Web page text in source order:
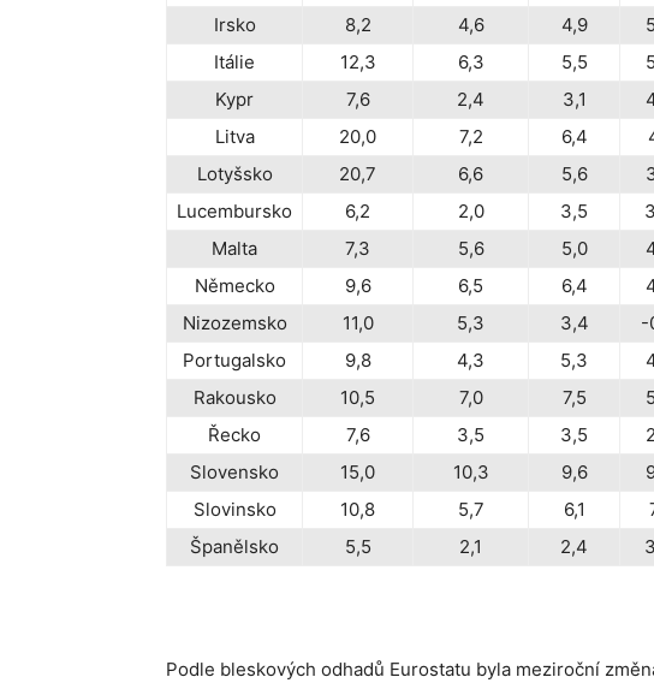
Irsko
8,2 4,6 4,9
Itálie
12,3 6,3 5,5
Kypr
7,6 2,4 3,1
Litva
20,0 7,2 6,4
Lotyšsko
20,7 6,6 5,6
Lucembursko
6,2 2,0 3,5
Malta
7,3 5,6 5,0
Německo
9,6 6,5 6,4
Nizozemsko
11,0 5,3 3,4 -
Portugalsko
9,8 4,3 5,3
Rakousko
10,5 7,0 7,5
Řecko
7,6 3,5 3,5
Slovensko
15,0 10,3 9,6
Slovinsko
10,8 5,7 6,1
Španělsko
5,5 2,1 2,4
Podle bleskových odhadů Eurostatu byla meziroční